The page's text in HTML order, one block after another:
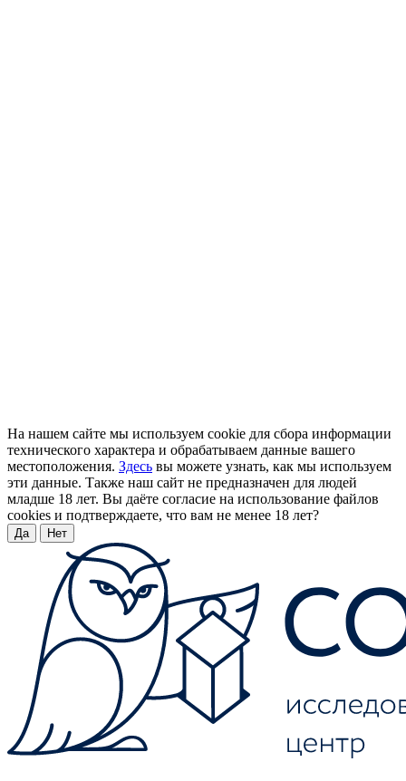
На нашем сайте мы используем cookie для сбора информации
технического характера и обрабатываем данные вашего
местоположения. Здесь вы можете узнать, как мы используем
эти данные. Также наш сайт не предназначен для людей
младше 18 лет. Вы даёте согласие на использование файлов
cookies и подтверждаете, что вам не менее 18 лет?
Да Нет